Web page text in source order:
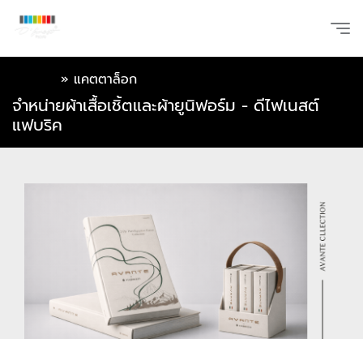
» แคตตาล็อก
จำหน่ายผ้าเสื้อเชิ้ตและผ้ายูนิฟอร์ม - ดีไฟเนสต์
แฟบริค